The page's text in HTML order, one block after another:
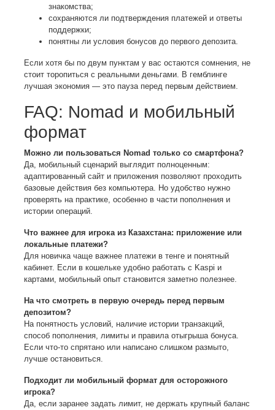
знакомства;
сохраняются ли подтверждения платежей и ответы
поддержки;
понятны ли условия бонусов до первого депозита.
Если хотя бы по двум пунктам у вас остаются сомнения, не
стоит торопиться с реальными деньгами. В гемблинге
лучшая экономия — это пауза перед первым действием.
FAQ: Nomad и мобильный
формат
Можно ли пользоваться Nomad только со смартфона?
Да, мобильный сценарий выглядит полноценным:
адаптированный сайт и приложения позволяют проходить
базовые действия без компьютера. Но удобство нужно
проверять на практике, особенно в части пополнения и
истории операций.
Что важнее для игрока из Казахстана: приложение или
локальные платежи?
Для новичка чаще важнее платежи в тенге и понятный
кабинет. Если в кошельке удобно работать с Kaspi и
картами, мобильный опыт становится заметно полезнее.
На что смотреть в первую очередь перед первым
депозитом?
На понятность условий, наличие истории транзакций,
способ пополнения, лимиты и правила отыгрыша бонуса.
Если что-то спрятано или написано слишком размыто,
лучше остановиться.
Подходит ли мобильный формат для осторожного
игрока?
Да, если заранее задать лимит, не держать крупный баланс